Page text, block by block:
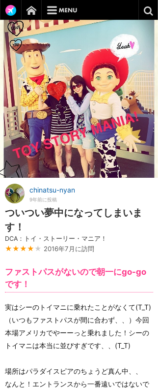
chinatsu-nyan
9年前に投稿
ついつい夢中になってしまいま
す！
DCA：トイ・ストーリー・マニア！
★★★★ ★ 2016年7月に訪問
ファストパスがないので朝一にgo-go
です！
実はシーのトイマニに乗れたことがなくて(T_T)
（いつもファストパスが間に合わず、、）今回
本場アメリカでやーーっと乗れました！シーの
トイマニは本当に並びすぎです、、(T_T)
場所はパラダイスピアのちょうど真ん中、、
なんと！エントランスから一番遠いではないで